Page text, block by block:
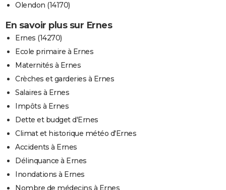
Olendon (14170)
En savoir plus sur Ernes
Ernes (14270)
Ecole primaire à Ernes
Maternités à Ernes
Crèches et garderies à Ernes
Salaires à Ernes
Impôts à Ernes
Dette et budget d'Ernes
Climat et historique météo d'Ernes
Accidents à Ernes
Délinquance à Ernes
Inondations à Ernes
Nombre de médecins à Ernes